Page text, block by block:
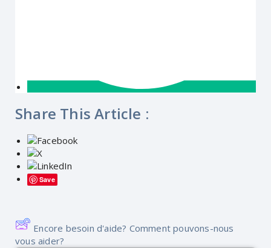
Share This Article :
Save
Encore besoin d'aide? Comment pouvons-nous
vous aider?